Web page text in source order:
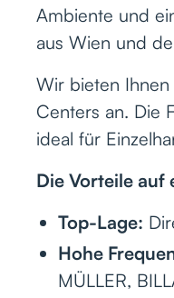
Ambiente und
aus Wien und
Wir bieten
Centers an. Die
ideal für
Die Vorteile auf
Top-Lage:
Hohe
MÜLLER,